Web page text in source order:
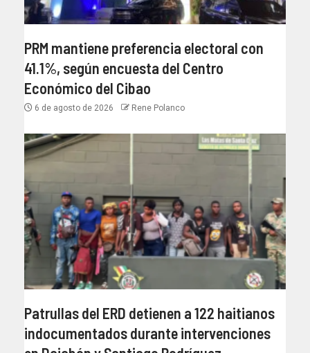
PRM mantiene preferencia electoral con
41.1%, según encuesta del Centro
Económico del Cibao
6 de agosto de 2026 Rene Polanco
Patrullas del ERD detienen a 122 haitianos
indocumentados durante intervenciones